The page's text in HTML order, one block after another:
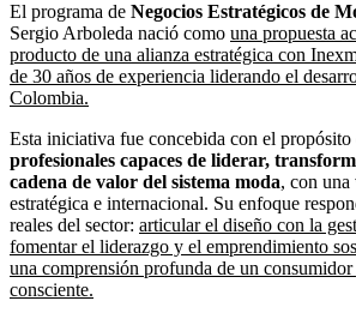
El programa de Negocios Estratégicos de
Sergio Arboleda nació como una propuesta
producto de una alianza estratégica con
de 30 años de experiencia liderando el
Colombia.
Esta iniciativa fue concebida con el propósito
profesionales capaces de liderar,
cadena de valor del sistema moda, con
estratégica e internacional. Su enfoque
reales del sector: articular el diseño con la
fomentar el liderazgo y el emprendimiento
una comprensión profunda de un
consciente.